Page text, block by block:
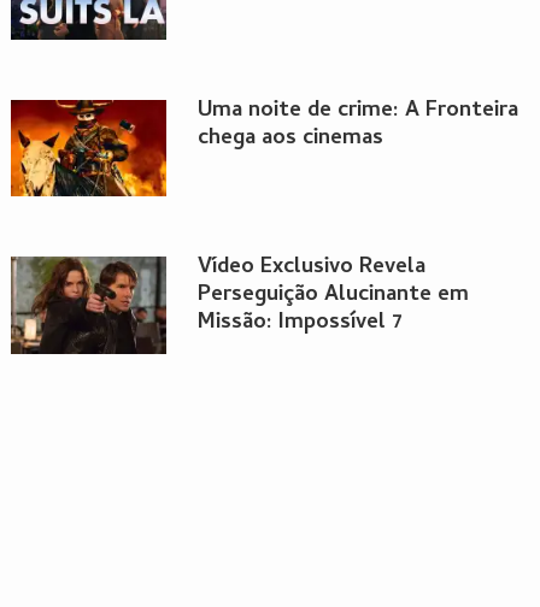
Uma noite de crime: A Fronteira
chega aos cinemas
Vídeo Exclusivo Revela
Perseguição Alucinante em
Missão: Impossível 7